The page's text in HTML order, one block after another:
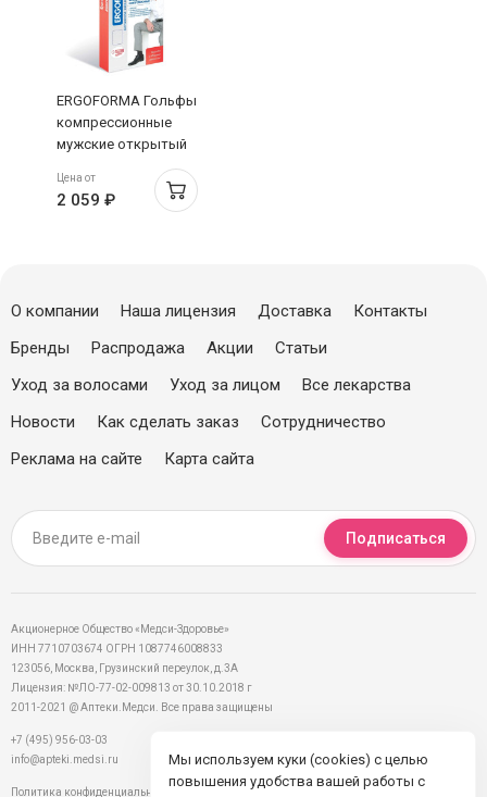
ERGOFORMA Гольфы
компрессионные
мужские открытый
черный 322
Цена от
2 059 ₽
О компании Наша лицензия Доставка
Контакты
Бренды
Распродажа Акции
Статьи
Уход за волосами
Уход за лицом
Все лекарства
Новости
Как сделать заказ
Сотрудничество
Реклама на сайте
Карта сайта
Подписаться
Акционерное Общество «Медси-Здоровье»
ИНН 7710703674 ОГРН 1087746008833
123056, Москва, Грузинский переулок, д.3А
Лицензия: №ЛО-77-02-009813 от 30.10.2018 г
2011-2021 @ Аптеки.Медси. Все права защищены
+7 (495) 956-03-03
info@apteki.medsi.ru
Политика конфиденциальности
Мы используем куки (cookies) с целью
повышения удобства вашей работы с